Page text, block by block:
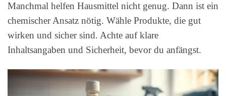
Manchmal helfen Hausmittel nicht genug. Dann ist ein
chemischer Ansatz nötig. Wähle Produkte, die gut
wirken und sicher sind. Achte auf klare
Inhaltsangaben und Sicherheit, bevor du anfängst.